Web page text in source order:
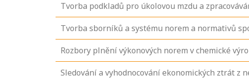
Tvorba podkladů pro úkolovou mzdu a
Tvorba sborníků a systému norem a normativů
Rozbory plnění výkonových norem v chemické
Sledování a vyhodnocování ekonomických ztrát z